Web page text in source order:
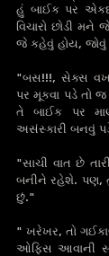
હું બાઈક પર
વિચારો છોડી
જે કહેવું હોય,
"બસ!!!, સેક્સ
પર મૂકવા પડે તો જ
તે બાઈક પર
અસંસ્કારી બનવું
"સાચી વાત છે
બનીને રહેશે. પણ,
છું."
" ખરેખર, તો
ઓફિસ આવાની